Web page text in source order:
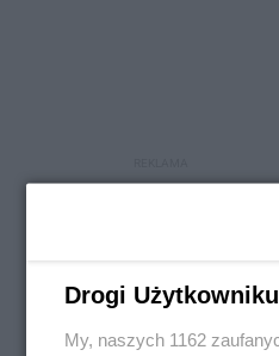
Drogi
My, naszych 1162